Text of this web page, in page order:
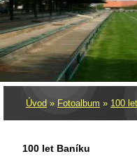
Úvod » Fotoalbum » 100
100 let Baníku